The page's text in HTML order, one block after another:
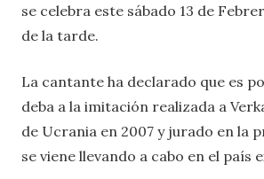
se celebra este sábado 13 de
de la tarde.
La cantante ha declarado que es
deba a la imitación realizada a
de Ucrania en 2007 y jurado en la
se viene llevando a cabo en el país